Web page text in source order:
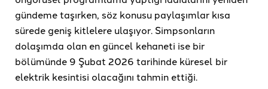
gündeme taşırken, söz konusu paylaşımlar kısa
sürede geniş kitlelere ulaşıyor. Simpsonların
dolaşımda olan en güncel kehaneti ise bir
bölümünde 9 Şubat 2026 tarihinde küresel bir
elektrik kesintisi olacağını tahmin ettiği.